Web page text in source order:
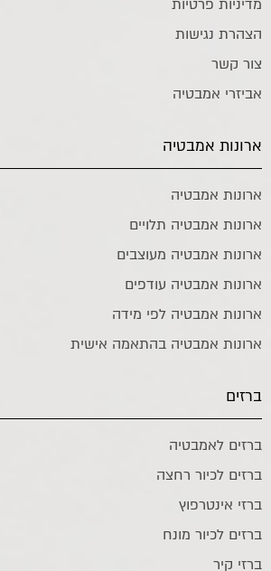
מדיניות פרטיות
הצהרת נגישות
צור קשר
אביזרי אמבטיה
ארונות אמבטיה
ארונות אמבטיה
ארונות אמבטיה תלויים
ארונות אמבטיה מעוצבים
ארונות אמבטיה עודפים
ארונות אמבטיה לפי מידה
ארונות אמבטיה בהתאמה אישית
ברזים
ברזים לאמבטיה
ברזים לכיור רחצה
ברזי אינטרפוץ
ברזים לכיור מונח
ברזי קיר